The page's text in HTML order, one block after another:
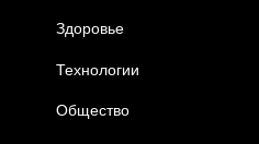
Здоровье
Технологии
Общество